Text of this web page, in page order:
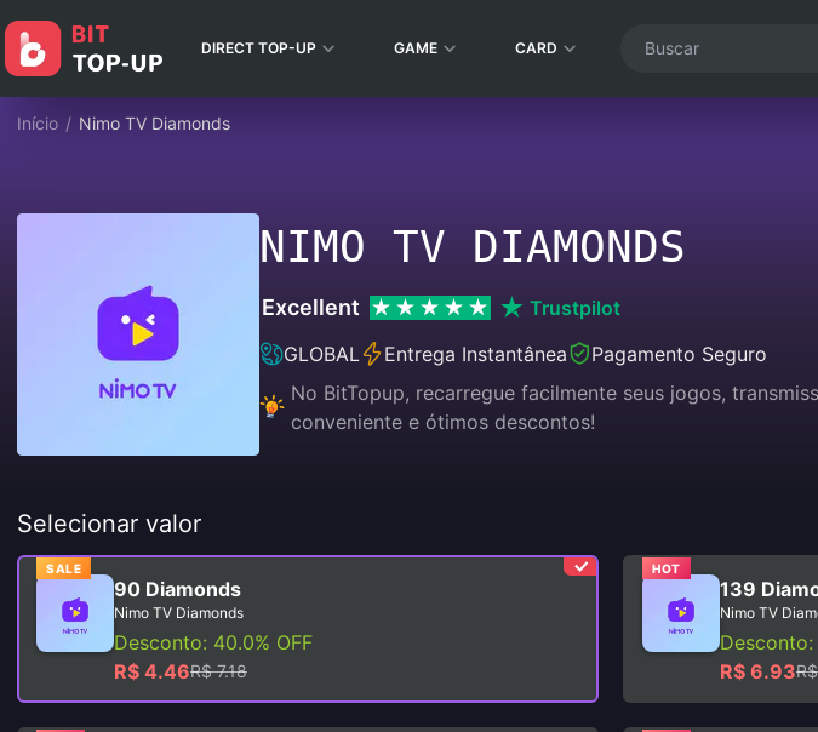
DIRECT TOP-UP GAME CARD
Início / Nimo TV Diamonds
NIMO TV DIAMONDS
Excellent
Trustpilot
GLOBAL
Entrega Instantânea
Pagamento Seguro
No BitTopup, recarregue facilmente seus jogos,
conveniente e ótimos descontos!
Selecionar valor
SALE
90 Diamonds
Nimo TV Diamonds
Desconto: 40.0% OFF
R$ 4.46R$ 7.18
HOT
139
Nimo TV
Desconto:
R$ 6.93